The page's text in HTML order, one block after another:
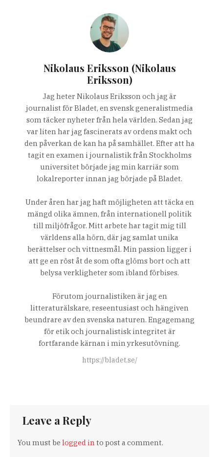
Nikolaus Eriksson (Nikolaus
Eriksson)
Jag heter Nikolaus Eriksson och jag är
journalist för Bladet, en svensk generalistmedia
som täcker nyheter från hela världen. Sedan jag
var liten har jag fascinerats av ordens makt och
den påverkan de kan ha på samhället. Efter att ha
tagit en examen i journalistik från Stockholms
universitet började jag min karriär som
lokalreporter innan jag började på Bladet.
Under åren har jag haft möjligheten att täcka en
mängd olika ämnen, från internationell politik
till miljöfrågor. Mitt arbete har tagit mig till
världens alla hörn, där jag samlat unika
berättelser och vittnesmål. Min passion ligger i
att ge en röst åt de som ofta glöms bort och att
belysa verkligheter som ibland förbises.
Förutom journalistiken är jag en
litteraturälskare, reseentusiast och hängiven
beundrare av den svenska naturen. Engagemang
för etik och journalistisk integritet är
fortfarande kärnan i min yrkesutövning.
https://bladet.se/
Leave a Reply
You must belogged in to post a comment.